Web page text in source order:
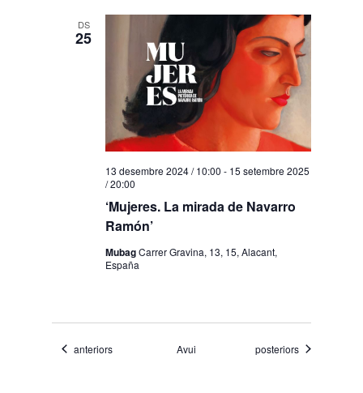
DS
25
‘Mujeres. La mirada de Navarro
Ramón’
13 desembre 2024 / 10:00 - 15 setembre 2025
/ 20:00
MubagCarrer Gravina, 13, 15, Alacant,
España
Esdeveniments
anteriors Avui Esdeveniments
posteriors